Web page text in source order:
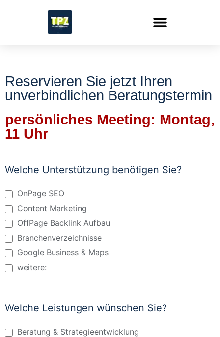
Reservieren Sie jetzt Ihren
unverbindlichen Beratungstermin
persönliches Meeting: Montag,
11 Uhr
SEO
Welche Unterstützung benötigen Sie?
OnPage SEO
Content Marketing
OffPage Backlink Aufbau
Branchenverzeichnisse
Google Business & Maps
weitere:
Welche Leistungen wünschen Sie?
Beratung & Strategieentwicklung